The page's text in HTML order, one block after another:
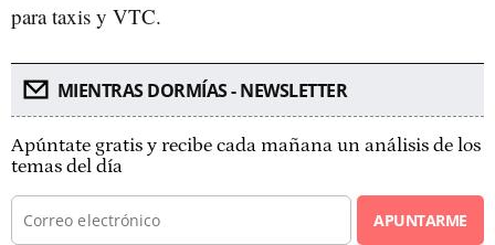
para taxis y VTC.
MIENTRAS DORMÍAS - NEWSLETTER
Apúntate gratis y recibe cada mañana un análisis de los
temas del día
APUNTARME